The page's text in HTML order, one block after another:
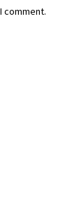
comment.